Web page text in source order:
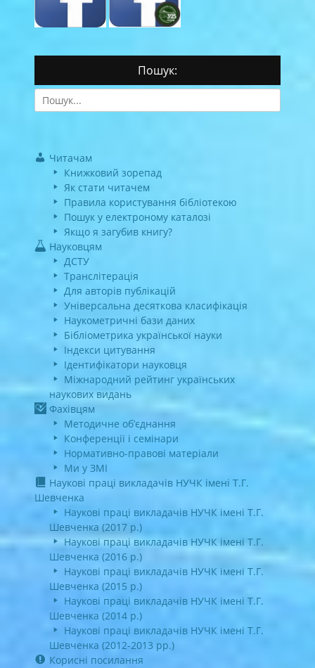
Пошук:
Search
for:
Читачам
Книжковий зорепад
Як стати читачем
Правила користування бібліотекою
Пошук у електроному каталозі
Якщо я загубив книгу?
Науковцям
ДСТУ
Транслітерація
Для авторів публікацій
Універсальна десяткова класифікація
Наукометричні бази даних
Бібліометрика української науки
Індекси цитування
Ідентифікатори науковця
Міжнародний рейтинг українських
наукових видань
Фахівцям
Методичне об’єднання
Конференції і семінари
Нормативно-правові матеріали
Ми у ЗМІ
Наукові праці викладачів НУЧК імені Т.Г.
Шевченка
Наукові праці викладачів НУЧК імені Т.Г.
Шевченка (2017 р.)
Наукові праці викладачів НУЧК імені Т.Г.
Шевченка (2016 р.)
Наукові праці викладачів НУЧК імені Т.Г.
Шевченка (2015 р.)
Наукові праці викладачів НУЧК імені Т.Г.
Шевченка (2014 р.)
Наукові праці викладачів НУЧК імені Т.Г.
Шевченка (2012-2013 рр.)
Корисні посилання